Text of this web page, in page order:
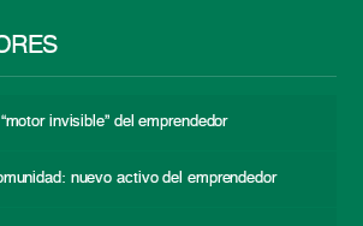
invisible” del emprendedor
nuevo activo del emprendedor